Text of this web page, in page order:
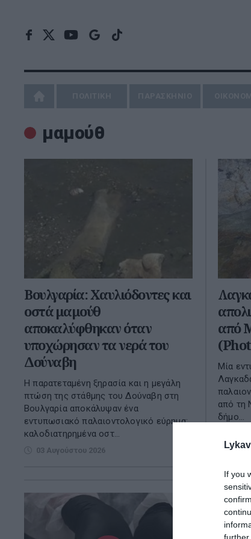
If you
μαμούθ
Βουλγαρία: Χαυλιόδοντες και
οστά μαμούθ
αποκαλύφθηκαν όταν
υποχώρησαν τα νερά του
Δούναβη
Η παρατεταμένη ξηρασία και η μεγάλη
πτώση της στάθμης του Δούναβη στη
Βουλγαρία αποκάλυψαν ένα
εντυπωσιακό παλαιοντολογικό εύρημα:
καλοδιατηρημένα οστ...
03 Αυγούστου 2026
από
Μία
από τη
δήμο...